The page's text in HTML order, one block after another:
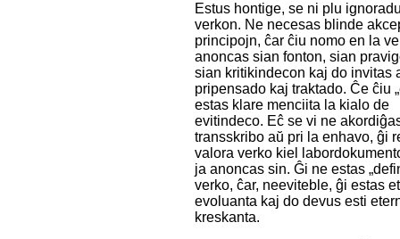
Estus hontige, se ni plu
verkon. Ne necesas blinde
principojn, ĉar ĉiu nomo en la
anoncas sian fonton, sian
sian kritikindecon kaj do invitas
pripensado kaj traktado. Ĉe ĉiu
estas klare menciita la kialo de
evitindeco. Eĉ se vi ne
transskribo aŭ pri la enhavo, ĝi
valora verko kiel
ja anoncas sin. Ĝi ne estas
verko, ĉar, neeviteble, ĝi estas
evoluanta kaj do devus esti
kreskanta.